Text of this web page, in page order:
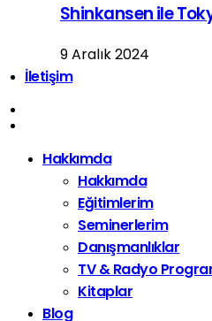
Shinkansen ile
9 Aralık 2024
İletişim
Hakkımda
Hakkımda
Eğitimlerim
Seminerlerim
Danışmanlıklar
TV & Radyo
Kitaplar
Blog